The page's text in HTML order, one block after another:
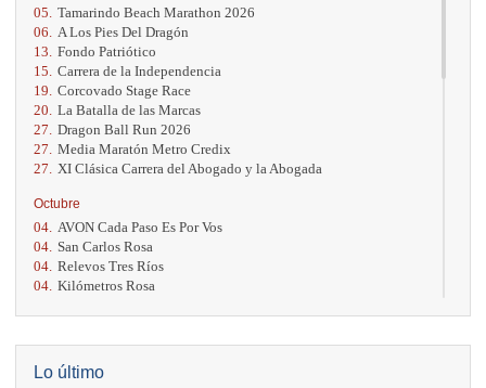
05. Tamarindo Beach Marathon 2026
06.
A Los Pies Del Dragón
13. Fondo Patriótico
15. Carrera de la Independencia
19. Corcovado Stage Race
20. La Batalla de las Marcas
27. Dragon Ball Run 2026
27. Media Maratón Metro Credix
27.
XI Clásica Carrera del Abogado y la Abogada
Octubre
04. AVON Cada Paso Es Por Vos
04. San Carlos Rosa
04. Relevos Tres Ríos
04. Kilómetros Rosa
18. Casa Turire Trail Run
18.
Warriors Run Circuit
18. Samsung Jacó Beach Half Marathon 2026
Lo último